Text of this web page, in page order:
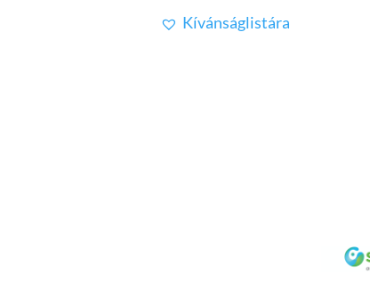
Kívánságlistára